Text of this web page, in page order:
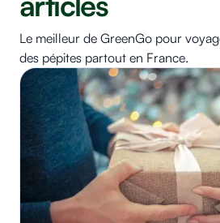
Le meilleur de GreenGo pour
des pépites partout en France.